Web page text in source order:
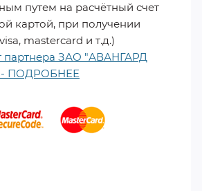
путем на расчётный счет
картой, при получении
mastercard и т.д.)
партнера ЗАО "АВАНГАРД
ПОДРОБНЕЕ